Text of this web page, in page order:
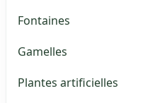
Fontaines
Gamelles
Plantes artificielles